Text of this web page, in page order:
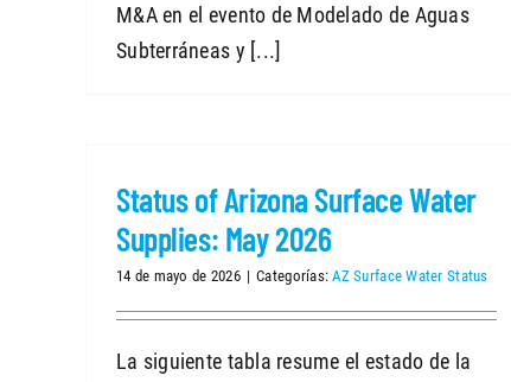
M&A en el evento de Modelado de Aguas
Subterráneas y [...]
Status of Arizona Surface Water
Supplies: May 2026
14 de mayo de 2026 | Categorías:AZ Surface Water Status
La siguiente tabla resume el estado de la